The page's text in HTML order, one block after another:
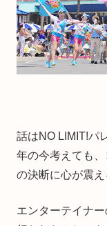
話はNO LIMIT!パ
年の今考えても
の決断に心が震え
エンターテイナ